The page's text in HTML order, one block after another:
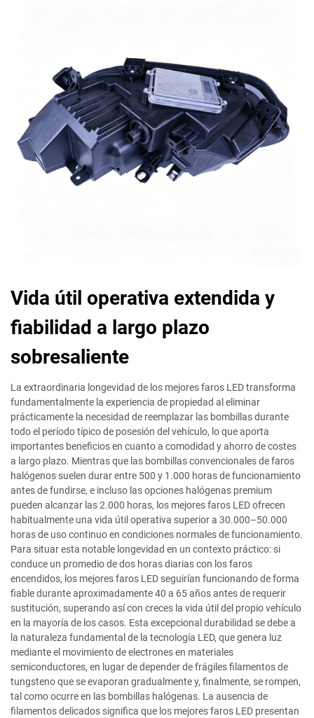
Vida útil operativa extendida y
fiabilidad a largo plazo
sobresaliente
La extraordinaria longevidad de los mejores faros LED transforma
fundamentalmente la experiencia de propiedad al eliminar
prácticamente la necesidad de reemplazar las bombillas durante
todo el período típico de posesión del vehículo, lo que aporta
importantes beneficios en cuanto a comodidad y ahorro de costes
a largo plazo. Mientras que las bombillas convencionales de faros
halógenos suelen durar entre 500 y 1.000 horas de funcionamiento
antes de fundirse, e incluso las opciones halógenas premium
pueden alcanzar las 2.000 horas, los mejores faros LED ofrecen
habitualmente una vida útil operativa superior a 30.000–50.000
horas de uso continuo en condiciones normales de funcionamiento.
Para situar esta notable longevidad en un contexto práctico: si
conduce un promedio de dos horas diarias con los faros
encendidos, los mejores faros LED seguirían funcionando de forma
fiable durante aproximadamente 40 a 65 años antes de requerir
sustitución, superando así con creces la vida útil del propio vehículo
en la mayoría de los casos. Esta excepcional durabilidad se debe a
la naturaleza fundamental de la tecnología LED, que genera luz
mediante el movimiento de electrones en materiales
semiconductores, en lugar de depender de frágiles filamentos de
tungsteno que se evaporan gradualmente y, finalmente, se rompen,
tal como ocurre en las bombillas halógenas. La ausencia de
filamentos delicados significa que los mejores faros LED presentan